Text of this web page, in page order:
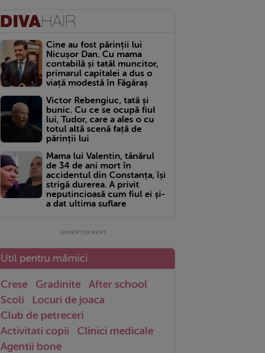
Cine au fost părinții lui
Nicușor Dan. Cu mama
contabilă și tatăl muncitor,
primarul capitalei a dus o
viață modestă în Făgăraș
Victor Rebengiuc, tată și
bunic. Cu ce se ocupă fiul
lui, Tudor, care a ales o cu
totul altă scenă față de
părinții lui
Mama lui Valentin, tânărul
de 34 de ani mort în
accidentul din Constanța, își
strigă durerea. A privit
neputincioasă cum fiul ei și-
a dat ultima suflare
Util pentru mămici
Crese Gradinite
After school
Scoli
Locuri de joaca
Club de petreceri
Activitati copii
Clinici medicale
Agentii bone